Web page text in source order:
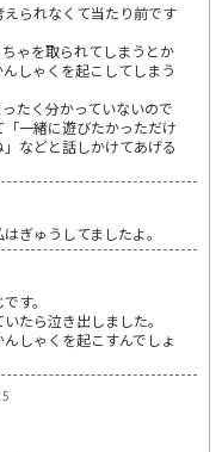
られなくて当たり前です
ゃを取られてしまうとか
しゃくを起こしてしまう
たく分かっていないので
一緒に遊びたかっただけ
などと話しかけてあげる
ぎゅうしてましたよ。
す。
たら泣き出しました。
しゃくを起こすんでしょ